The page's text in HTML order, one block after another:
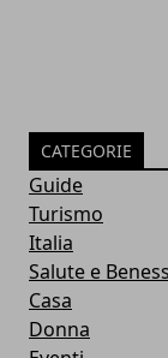
CATEGORIE
Guide
Turismo
Italia
Salute e
Casa
Donna